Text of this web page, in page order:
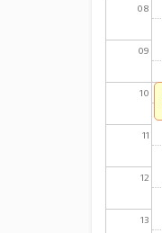
08
09
10
11
12
13